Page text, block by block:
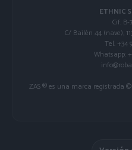
ETHNIC
Cif. B-
C/ Bailén 44 (nave),
Tel. +34
Whatsapp:
ZAS ® es una marca registrada ©